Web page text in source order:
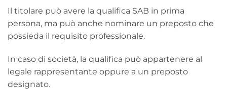
Il titolare può avere la qualifica SAB in prima
persona, ma può anche nominare un preposto che
possieda il requisito professionale.
In caso di società, la qualifica può appartenere al
legale rappresentante oppure a un preposto
designato.